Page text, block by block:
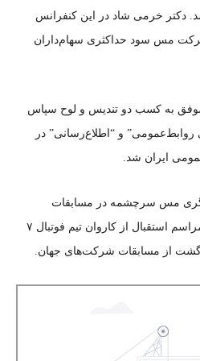
دکتر خرمی شاد در این کنفرانس
مس سود حداکثری سهام‌داران
به کسب دو تندیس و لوح سپاس
و “اطلاع‌رسانی” در
ایران شد.
۷ نفره کارگری مس سرچشمه در مسابقات
شرکت‌های تیم فوتبال ۷ نفره. مراسم استقبال از کاروان تیم فوتبال ۷
از مسابقات شرکت‌های جهان.